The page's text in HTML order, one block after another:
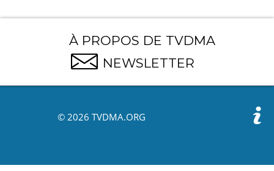
À PROPOS DE TVDMA
NEWSLETTER
© 2026 TVDMA.ORG